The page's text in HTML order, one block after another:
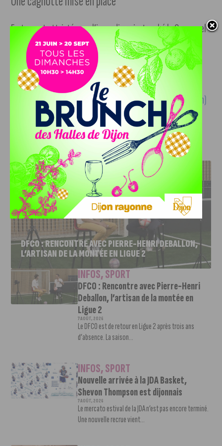
Fortement attristée par l’incendie qui a touché le Carrousel
du Bareuzai, la Fédération des commerçants et artisans de
Dijon, Shop In Dijon, souhaite se mobiliser et soutenir les
salariés et l’entreprise Perrier Loisirs dans cette épreuve.
Une cagnotte Leetchi a été mise en place (suivre notre lien)
et sera intégralement reversée à l’entreprise familiale.
J'AIME LE DFCO
DFCO : RENCONTRE AVEC PIERRE-HENRI DEBALLON,
L’ARTISAN DE LA MONTÉE EN LIGUE 2
INFOS,SPORT
DFCO : Rencontre avec Pierre-Henri
Deballon, l’artisan de la montée en
Ligue 2
7 AOÛT, 2026
Le DFCO est de retour en Ligue 2 après trois ans
d’absence. La saison...
INFOS,SPORT
Nouvelle arrivée à la JDA Basket,
Shevon Thompson est dijonnais
7 AOÛT, 2026
Le mercato estival de la JDA n’est pas encore terminé.
Une nouvelle recrue vient...